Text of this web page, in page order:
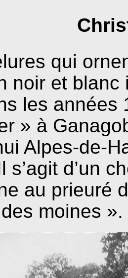
qui
noir et
les années
» à
Alpes-de-
s’agit d’un
au prieuré
moines ».